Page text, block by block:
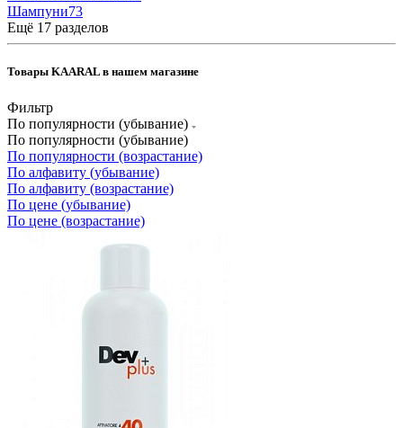
Шампуни73
Ещё 17 разделов
Товары KAARAL в нашем магазине
Фильтр
По популярности (убывание)
По популярности (убывание)
По популярности (возрастание)
По алфавиту (убывание)
По алфавиту (возрастание)
По цене (убывание)
По цене (возрастание)